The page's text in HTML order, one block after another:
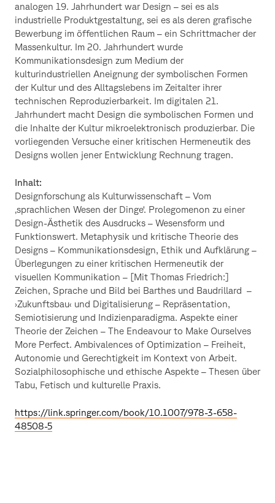
analogen 19. Jahrhundert war Design – sei es als
industrielle Produktgestaltung, sei es als deren grafische
Bewerbung im öffentlichen Raum – ein Schrittmacher der
Massenkultur. Im 20. Jahrhundert wurde
Kommunikationsdesign zum Medium der
kulturindustriellen Aneignung der symbolischen Formen
der Kultur und des Alltagslebens im Zeitalter ihrer
technischen Reproduzierbarkeit. Im digitalen 21.
Jahrhundert macht Design die symbolischen Formen und
die Inhalte der Kultur mikroelektronisch produzierbar. Die
vorliegenden Versuche einer kritischen Hermeneutik des
Designs wollen jener Entwicklung Rechnung tragen.
Inhalt:
Designforschung als Kulturwissenschaft – Vom
‚sprachlichen Wesen der Dinge‘. Prolegomenon zu einer
Design-Ästhetik des Ausdrucks – Wesensform und
Funktionswert. Metaphysik und kritische Theorie des
Designs – Kommunikationsdesign, Ethik und Aufklärung –
Überlegungen zu einer kritischen Hermeneutik der
visuellen Kommunikation – [Mit Thomas Friedrich:]
Zeichen, Sprache und Bild bei Barthes und Baudrillard –
›Zukunftsbau‹ und Digitalisierung – Repräsentation,
Semiotisierung und Indizienparadigma. Aspekte einer
Theorie der Zeichen – The Endeavour to Make Ourselves
More Perfect. Ambivalences of Optimization – Freiheit,
Autonomie und Gerechtigkeit im Kontext von Arbeit.
Sozialphilosophische und ethische Aspekte – Thesen über
Tabu, Fetisch und kulturelle Praxis.
https://link.springer.com/book/10.1007/978-3-658-
48508-5